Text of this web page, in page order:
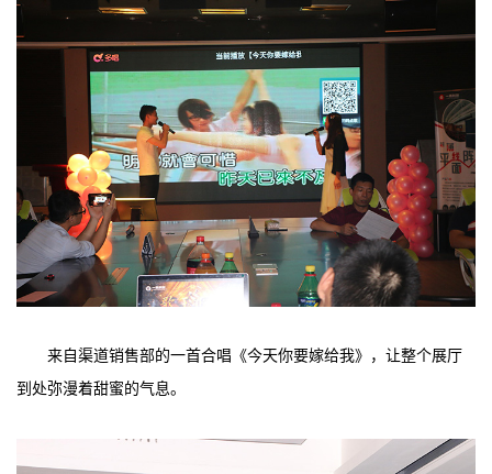
来自渠道销售部的一首合唱《今天你要嫁给我》，让整个展厅
到处弥漫着甜蜜的气息。